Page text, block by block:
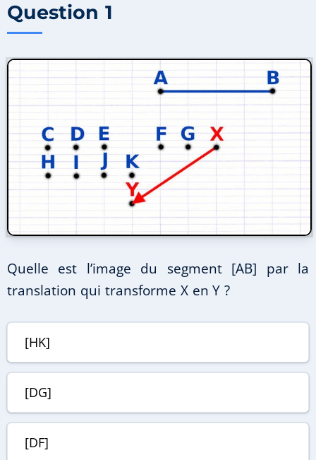
Question 1
Quelle est l’image du segment [AB] par la
translation qui transforme X en Y ?
[HK]
[DG]
[DF]